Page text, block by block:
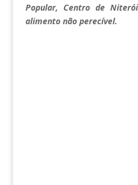
Popular, Centro de
alimento não perecível.